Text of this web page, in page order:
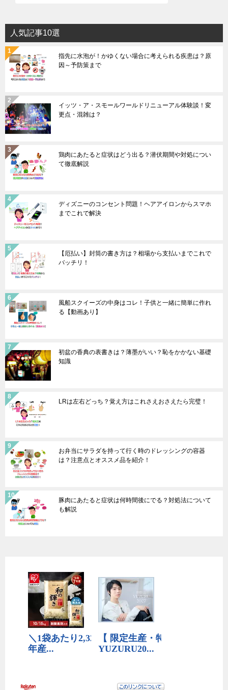
人気記事10選
指先に水泡が！かゆくない場合に考えられる疾患は？原
因～予防策まで
イッツ・ア・スモールワールドリニューアル体験談！変
更点・混雑は？
鶏肉にあたると症状はどう出る？潜伏期間や対処につい
て徹底解説
ディズニーのコンセント問題！ヘアアイロンからスマホ
までこれで解決
【厄払い】封筒の書き方は？相場から支払いまでこれで
バッチリ！
風船スクイーズの中身はコレ！子供と一緒に簡単に作れ
る【動画あり】
初盆の香典の表書きは？薄墨がいい？恥をかかない基礎
知識
LRは左右どっち？覚え方はこれさえおさえたら完璧！
お弁当にサラダを持って行く時のドレッシングの容器
は？注意点とオススメ品を紹介！
豚肉にあたると症状は何時間後にでる？対処法について
も解説